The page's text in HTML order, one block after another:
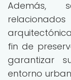
Además,
fin de
garantizar
entorno